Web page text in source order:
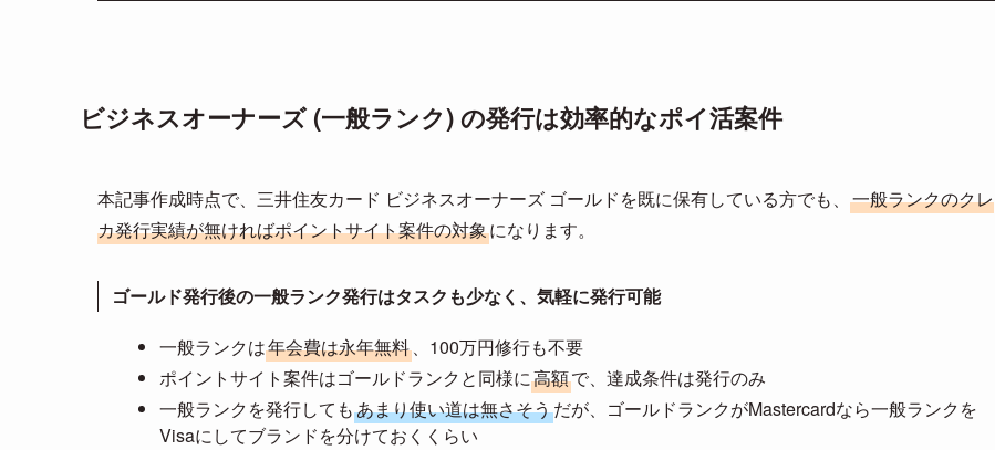
ビジネスオーナーズ (一般ランク) の発行は効率的なポイ活案件
本記事作成時点で、三井住友カード ビジネスオーナーズ ゴールドを既に保有している方でも、 一般ランクのクレ
カ発行実績が無ければポイントサイト案件の対象になります。
ゴールド発行後の一般ランク発行はタスクも少なく、気軽に発行可能
一般ランクは年会費は永年無料、100万円修行も不要
ポイントサイト案件はゴールドランクと同様に高額で、達成条件は発行のみ
一般ランクを発行してもあまり使い道は無さそうだが、ゴールドランクがMastercardなら一般ランクを
Visaにしてブランドを分けておくくらい